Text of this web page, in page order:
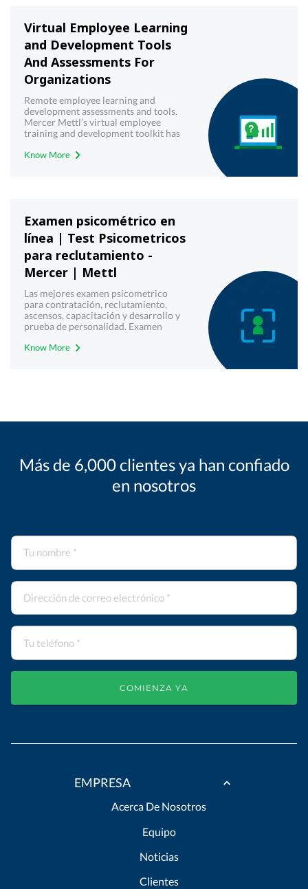
Virtual Employee Learning
and Development Tools
And Assessments For
Organizations
Remote employee learning and
development assessments and tools.
Mercer Mettl’s virtual employee
training and development toolkit has
multiple organizations
Know More
Examen psicométrico en
línea | Test Psicometricos
para reclutamiento -
Mercer | Mettl
Las mejores examen psicometrico
para contratación, reclutamiento,
ascensos, capacitación y desarrollo y
prueba de personalidad. Examen
cargo para la evaluación y análisis
Know More
Más de 6,000 clientes ya han confiado
en nosotros
COMIENZA YA
EMPRESA
Acerca De Nosotros
Equipo
Noticias
Clientes